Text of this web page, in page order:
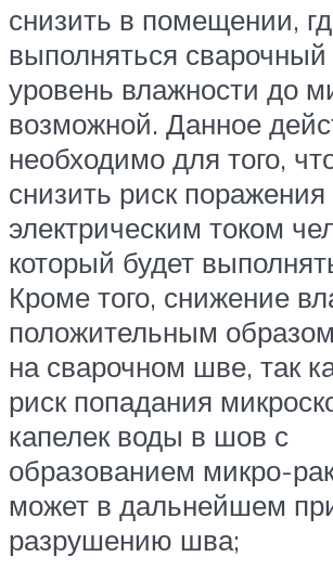
снизить в помещении,
выполняться сварочный
уровень влажности до
возможной. Данное
необходимо для того,
снизить риск поражения
электрическим током
который будет
Кроме того, снижение
положительным
на сварочном шве, так
риск попадания
капелек воды в шов с
образованием микро-
может в дальнейшем
разрушению шва;